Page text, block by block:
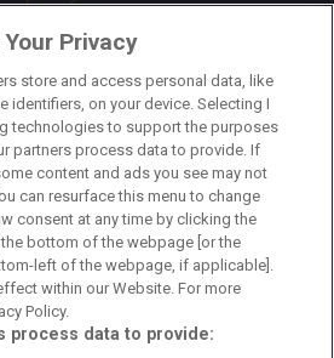
Privacy
store and access personal data, like
identifiers, on your device. Selecting I
technologies to support the purposes
partners process data to provide. If
content and ads you see may not
can resurface this menu to change
consent at any time by clicking the
bottom of the webpage [or the
left of the webpage, if applicable].
within our Website. For more
Policy.
process data to provide: